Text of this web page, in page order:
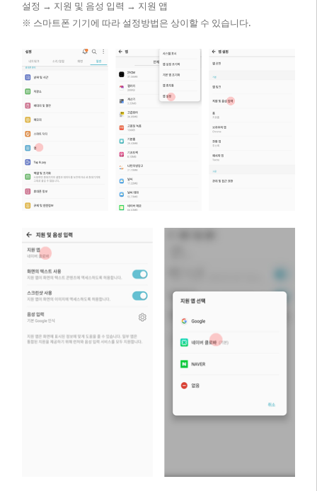
설정 → 지원 및 음성 입력 → 지원 앱
※ 스마트폰 기기에 따라 설정방법은 상이할 수 있습니다.